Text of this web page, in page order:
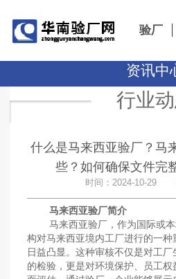
验厂
资讯中
行业
什么是马来西亚验厂？马
些？如何确保文件完
时间：2024-10-29
马来西亚验厂简介
马来西亚验厂，作为国际或本
构对马来西亚境内工厂进行的一
日益凸显。这种审核不仅是对工
的检验，更是对环境保护、员工